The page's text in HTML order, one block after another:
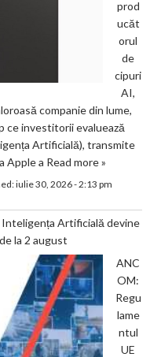
prod
ucăt
orul
de
cipuri
AI,
companie din lume,
ce investitorii evaluează
Artificială), transmite
Apple a Read more »
iulie 30, 2026 - 2:13 pm
Artificială devine
la 2 august
ANC
OM:
Regu
lame
ntul
UE